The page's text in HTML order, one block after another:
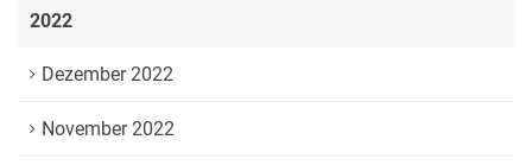
2022
Dezember 2022
November 2022